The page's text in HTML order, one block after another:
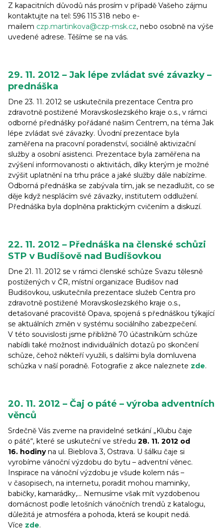
Z kapacitních důvodů nás prosím v případě Vašeho zájmu
kontaktujte na tel: 596 115 318 nebo e-
mailem czp.martinkova@czp-msk.cz, nebo osobně na výše
uvedené adrese. Těšíme se na vás.
29. 11. 2012 – Jak lépe zvládat své závazky –
prednáška
Dne 23. 11. 2012 se uskutečnila prezentace Centra pro
zdravotně postižené Moravskoslezského kraje o.s., v rámci
odborné přednášky pořádané našim Centrem, na téma Jak
lépe zvládat své závazky. Úvodní prezentace byla
zaměřena na pracovní poradenství, sociálně aktivizační
služby a osobní asistenci. Prezentace byla zaměřena na
zvýšení informovanosti o aktivitách, díky kterým je možné
zvýšit uplatnění na trhu práce a jaké služby dále nabízíme.
Odborná přednáška se zabývala tím, jak se nezadlužit, co se
děje když nesplácím své závazky, institutem oddlužení.
Přednáška byla doplněna praktickým cvičením a diskuzí.
22. 11. 2012 – Přednáška na členské schůzi
STP v Budišově nad Budišovkou
Dne 21. 11. 2012 se v rámci členské schůze Svazu tělesně
postižených v ČR, místní organizace Budišov nad
Budišovkou, uskutečnila prezentace služeb Centra pro
zdravotně postižené Moravskoslezského kraje o.s.,
detašované pracoviště Opava, spojená s přednáškou týkající
se aktuálních změn v systému sociálního zabezpečení.
V této souvislosti jsme přibližně 70 účastníkům schůze
nabídli také možnost individuálních dotazů po skončení
schůze, čehož někteří využili, s dalšími byla domluvena
schůzka v naší poradně. Fotografie z akce naleznete zde.
20. 11. 2012 – Čaj o páté – výroba adventních
věnců
Srdečně Vás zveme na pravidelné setkání „Klubu čaje
o páté“, které se uskuteční ve středu 28. 11. 2012 od
16. hodinyna ul. Bieblova 3, Ostrava. U šálku čaje si
vyrobíme vánoční výzdobu do bytu – adventní věnec.
Inspirace na vánoční výzdobu je všude kolem nás –
v časopisech, na internetu, poradit mohou maminky,
babičky, kamarádky,… Nemusíme však mít vyzdobenou
domácnost podle letošních vánočních trendů z katalogu,
důležitá je atmosféra a pohoda, která se koupit nedá.
Více zde.